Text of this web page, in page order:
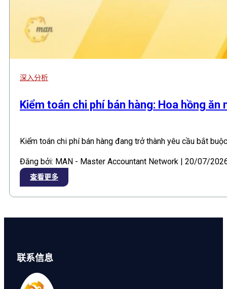
深入分析
Kiểm toán chi phí bán hàng: Hoa hồng
Kiểm toán chi phí bán hàng đang trở thành yêu cầu bắt
Đăng bởi: MAN - Master Accountant Network | 20/07/
查看更多
联系信息